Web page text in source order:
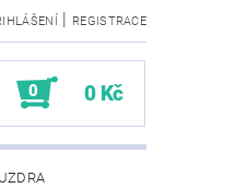
| REGISTRACE
0 0 Kč